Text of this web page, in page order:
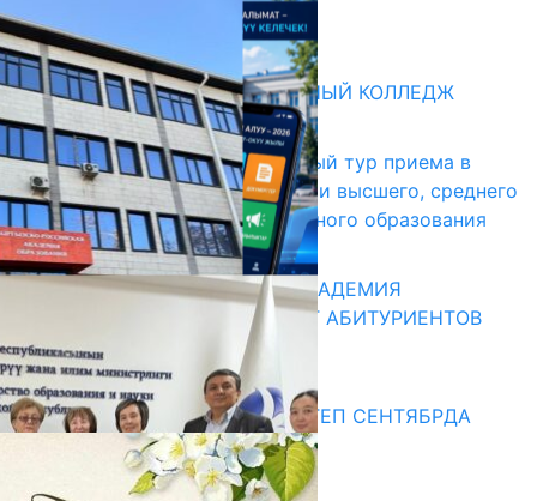
31.07.2026
Абитуриент
БИШКЕКСКИЙ УНИВЕРСАЛЬНЫЙ КОЛЛЕДЖ
17.07.2026
В Кыргызстане начался первый тур приема в
образовательные организации высшего, среднего
и начального профессионального образования
13.07.2026
КЫРГЫЗКО-РОССИЙСКАЯ АКАДЕМИЯ
ОБРАЗОВАНИЯ ПРИГЛАШАЕТ АБИТУРИЕНТОВ
10.07.2026
Медиа
СУЗАКТА 750 ОРУНДУУ МЕКТЕП СЕНТЯБРДА
ПАЙДАЛАНУУГА БЕРИЛЕТ
07.08.2025